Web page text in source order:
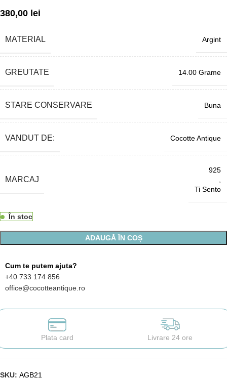
380,00 lei
MATERIAL Argint
GREUTATE 14.00 Grame
STARE CONSERVARE Buna
VANDUT DE: Cocotte Antique
MARCAJ
925
Ti Sento
În stoc
ADAUGĂ ÎN COȘ
Cum te putem ajuta?
+40 733 174 856
office@cocotteantique.ro
Plata card Livrare 24 ore
SKU: AGB21